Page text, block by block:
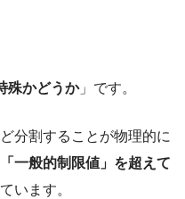
殊かどうか」です。
分割することが物理的に
「一般的制限値」を超えて
います。